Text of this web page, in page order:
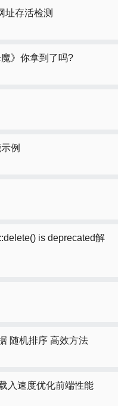
址存活检测
》你拿到了吗?
例
is deprecated解
随机排序 高效方法
入速度优化前端性能